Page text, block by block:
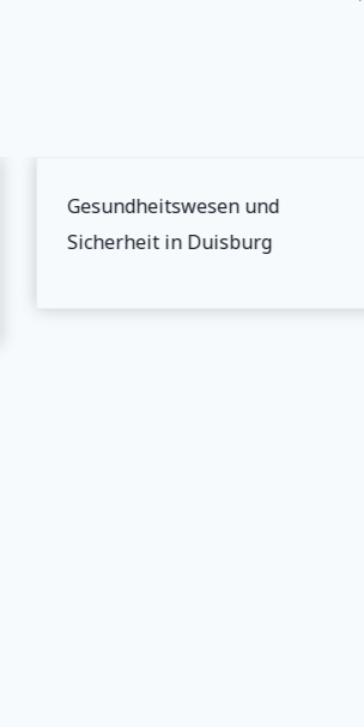
Gesundheitswesen und
Sicherheit in Duisburg